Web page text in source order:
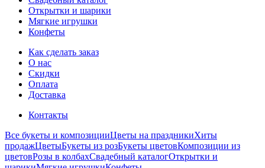
Открытки и шарики
Мягкие игрушки
Конфеты
Как сделать заказ
О нас
Скидки
Оплата
Доставка
Контакты
Все букеты и композицииЦветы на праздникиХиты
продажЦветыБукеты из розБукеты цветовКомпозиции из
цветовРозы в колбахСвадебный каталогОткрытки и